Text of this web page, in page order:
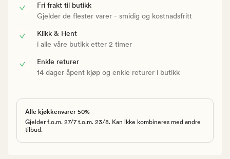
Fri frakt til butikk
Gjelder de flester varer - smidig og kostnadsfritt
Klikk & Hent
i alle våre butikk etter 2 timer
Enkle returer
14 dager åpent kjøp og enkle returer i butikk
Alle kjøkkenvarer 50%
Gjelder f.o.m. 27/7 t.o.m. 23/8. Kan ikke kombineres med andre
tilbud.